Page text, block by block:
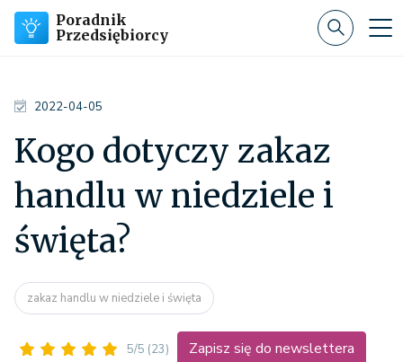
Poradnik
Przedsiębiorcy
2022-04-05
Kogo dotyczy zakaz
handlu w niedziele i
święta?
zakaz handlu w niedziele i święta
5/5 (23) Zapisz się do newslettera